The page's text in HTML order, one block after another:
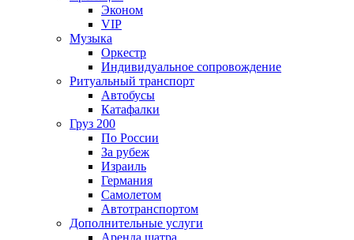
Эконом
VIP
Музыка
Оркестр
Индивидуальное сопровождение
Ритуальный транспорт
Автобусы
Катафалки
Груз 200
По России
За рубеж
Израиль
Германия
Самолетом
Автотранспортом
Дополнительные услуги
Аренда шатра